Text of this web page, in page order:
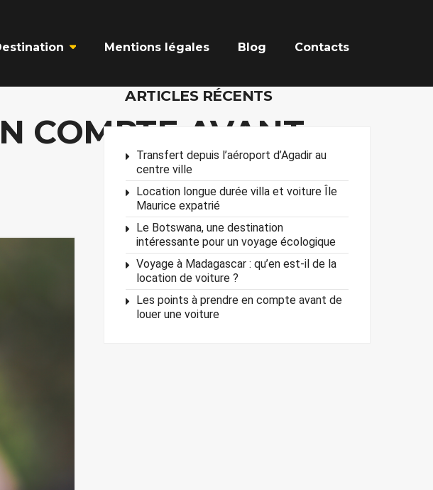
Mentions légales Blog Contacts
COMPTE AVANT
ARTICLES RÉCENTS
Transfert depuis l’aéroport d’Agadir au
centre ville
Location longue durée villa et voiture Île
Maurice expatrié
Le Botswana, une destination
intéressante pour un voyage écologique
Voyage à Madagascar : qu’en est-il de la
location de voiture ?
Les points à prendre en compte avant de
louer une voiture